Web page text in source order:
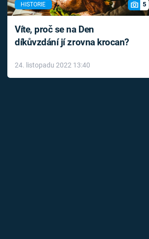
HISTORIE 5
Víte, proč se na Den
díkůvzdání jí zrovna krocan?
24. listopadu 2022 13:40